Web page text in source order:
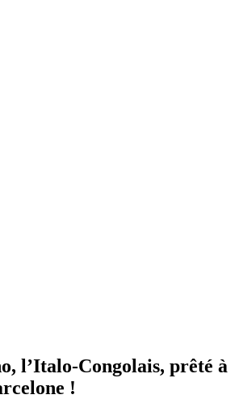
l’Italo-Congolais, prêté à
!